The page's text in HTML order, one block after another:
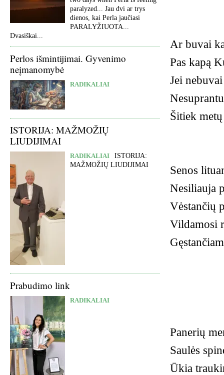
paralyzed... Jau dvi ar trys
dienos, kai Perla jaučiasi
PARALYŽIUOTA...
Dvasiškai...
Perlos išmintijimai. Gyvenimo
neįmanomybė
RADIKALIAI
ISTORIJA: MAŽMOŽIŲ
LIUDIJIMAI
RADIKALIAI
ISTORIJA:
MAŽMOŽIŲ LIUDIJIMAI
Prabudimo link
RADIKALIAI
Ar buvai
Pas kapą
Jei
Šitiek
Senos
Nesiliauja
Vėstančių
Vildamosi
Panerių
Saulės
Ūkia